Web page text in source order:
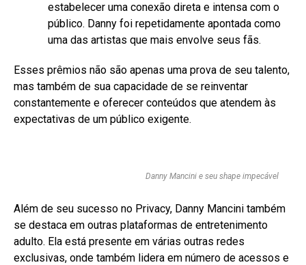
estabelecer uma conexão direta e intensa com o
público. Danny foi repetidamente apontada como
uma das artistas que mais envolve seus fãs.
Esses prêmios não são apenas uma prova de seu talento,
mas também de sua capacidade de se reinventar
constantemente e oferecer conteúdos que atendem às
expectativas de um público exigente.
Danny Mancini e seu shape impecável
Além de seu sucesso no Privacy, Danny Mancini também
se destaca em outras plataformas de entretenimento
adulto. Ela está presente em várias outras redes
exclusivas, onde também lidera em número de acessos e